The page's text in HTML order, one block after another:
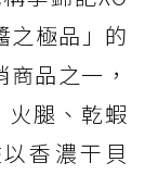
之極品」的
品之一，
腿、乾蝦
香濃干貝